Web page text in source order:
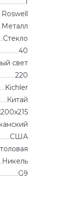
Roswell
Металл
Стекло
40
свет
220
Kichler
Китай
CША
Никель
G9